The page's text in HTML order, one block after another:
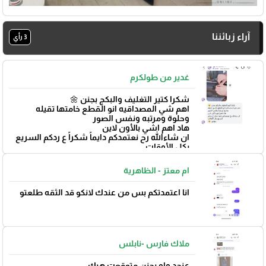
🎓
آراء زبائننا 3 رأي
غدير من طولكرم
شكرا كتير التغليف والبكج بجنن 🌼
اهم شي المصداقيه انو القطع خامتها تقيله
وحلوة ومرتبه ونفس الصور
هاد اهم اشي بالأون لاين
ان شاءالله رح نعتمدكم دايماً شكراً ع ردكم السريع
بكل الأوقات
بتوفيق 🌼
ام معتز - الظاهرية
انا اعتمدتكم بس من عندك لانكو قد الثقه طلعتو
ملاك فارس -نابلس